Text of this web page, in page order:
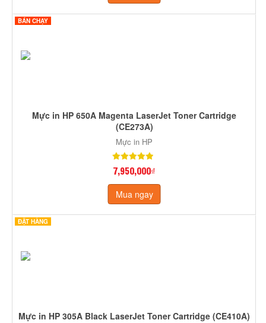
BÁN CHẠY
Mực in HP 650A Magenta LaserJet Toner Cartridge
(CE273A)
Mực in HP
7,950,000₫
Mua ngay
ĐẶT HÀNG
Mực in HP 305A Black LaserJet Toner Cartridge (CE410A)